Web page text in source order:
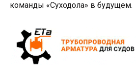
команды «Суходола» в будущем.